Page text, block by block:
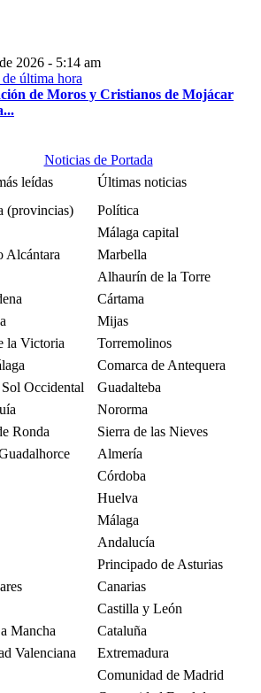
2026 - 5:14 am
de Moros y Cristianos de Mojácar
Noticias de Portada
leídas
Últimas noticias
(provincias)
Política
Málaga capital
Alcántara
Marbella
Alhaurín de la Torre
Cártama
Mijas
la Victoria
Torremolinos
Comarca de Antequera
Occidental
Guadalteba
Nororma
Ronda
Sierra de las Nieves
Almería
Córdoba
Huelva
Málaga
Andalucía
Principado de Asturias
Canarias
Castilla y León
Mancha
Cataluña
Valenciana
Extremadura
Comunidad de Madrid